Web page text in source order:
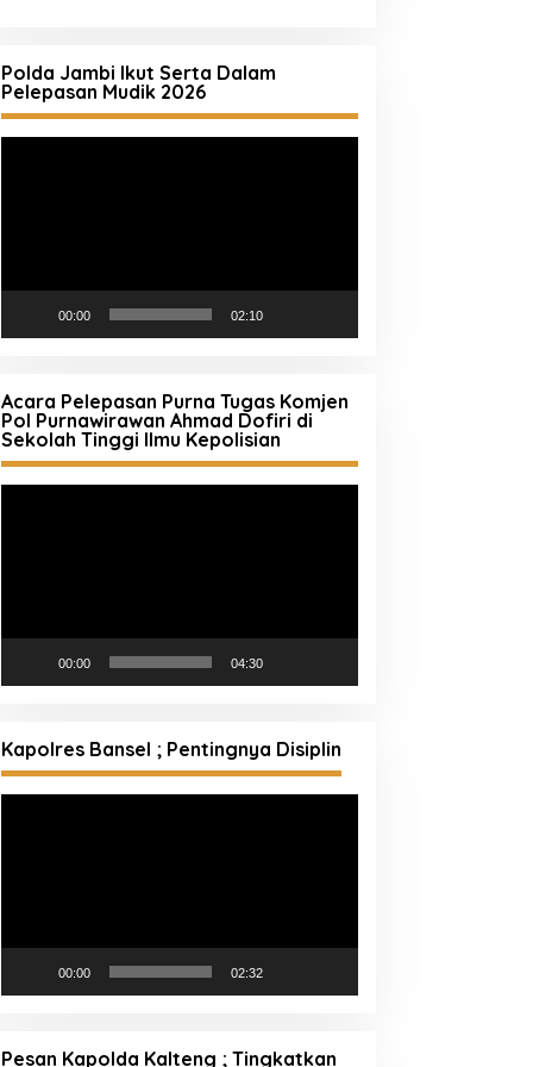
Polda Jambi Ikut Serta Dalam
Pelepasan Mudik 2026
00:00 02:10
Acara Pelepasan Purna Tugas Komjen
Pol Purnawirawan Ahmad Dofiri di
Sekolah Tinggi Ilmu Kepolisian
00:00 04:30
Kapolres Bansel ; Pentingnya Disiplin
00:00 02:32
Pesan Kapolda Kalteng ; Tingkatkan